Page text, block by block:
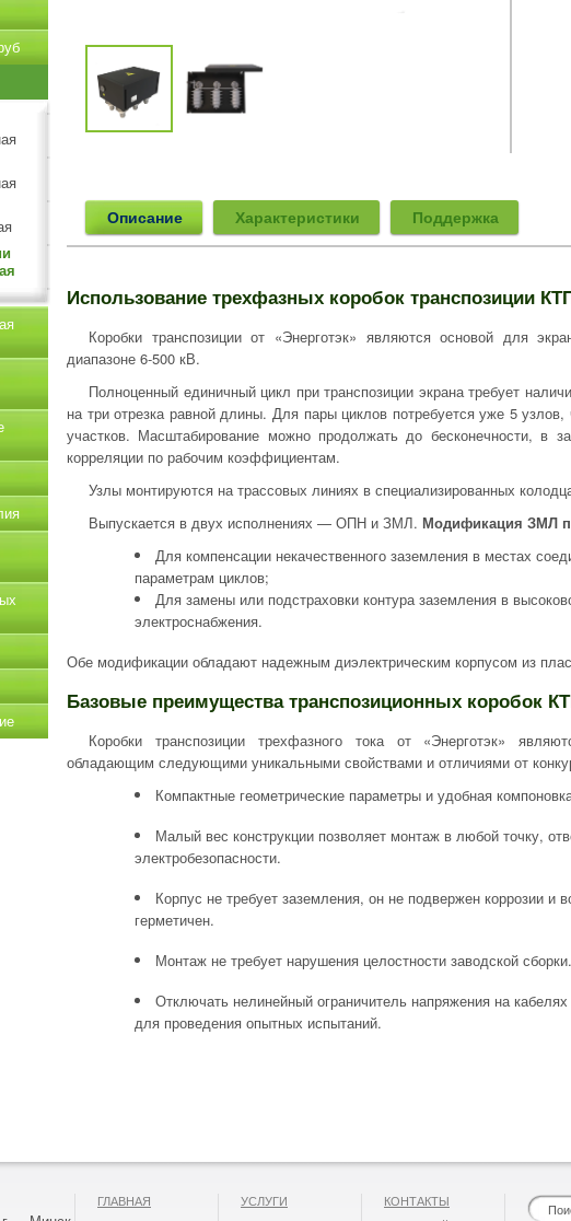
Описание Характеристики Поддержка
Использование трехфазных коробок транспозиции
Коробки транспозиции от «Энерготэк» являются основой для
диапазоне 6-500 кВ.
Полноценный единичный цикл при транспозиции экрана требует
на три отрезка равной длины. Для пары циклов потребуется уже 5
участков. Масштабирование можно продолжать до бесконечности, в
корреляции по рабочим коэффициентам.
Узлы монтируются на трассовых линиях в специализированных
Выпускается в двух исполнениях — ОПН и ЗМЛ. Модификация ЗМЛ
Для компенсации некачественного заземления в местах
параметрам циклов;
Для замены или подстраховки контура заземления в
электроснабжения.
Обе модификации обладают надежным диэлектрическим корпусом из
Базовые преимущества транспозиционных коробок
Коробки транспозиции трехфазного тока от «Энерготэк»
обладающим следующими уникальными свойствами и отличиями от
Компактные геометрические параметры и удобная
Малый вес конструкции позволяет монтаж в любой точку,
электробезопасности.
Корпус не требует заземления, он не подвержен коррозии и
герметичен.
Монтаж не требует нарушения целостности заводской сборки.
Отключать нелинейный ограничитель напряжения на
для проведения опытных испытаний.
ГЛАВНАЯ
УСЛУГИ
КОНТАКТЫ